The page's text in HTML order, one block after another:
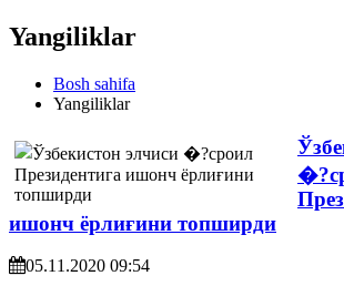
Yangiliklar
Bosh sahifa
Yangiliklar
ишонч ёрлиғини топширди
05.11.2020 09:54